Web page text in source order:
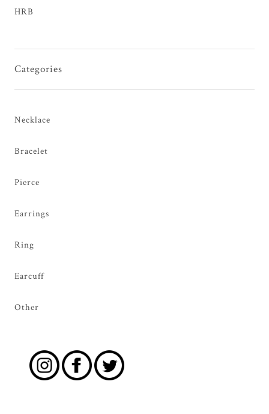
HRB
Categories
Necklace
Bracelet
Pierce
Earrings
Ring
Earcuff
Other